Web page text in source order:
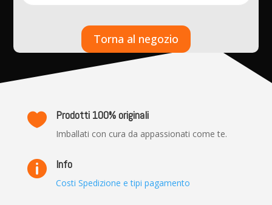
Torna al negozio
 Prodotti 100% originali
Imballati con cura da appassionati come te.
 Info
Costi Spedizione e tipi pagamento